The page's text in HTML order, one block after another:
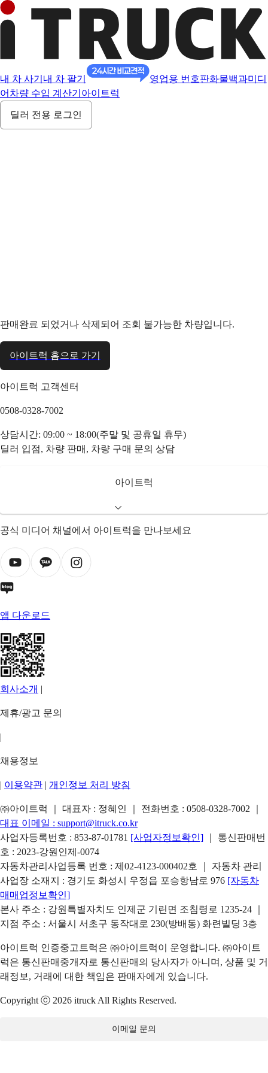
내 차 사기 내 차 팔기 영업용 번호판화물백과미디
어 차량 수입 계산기 아이트럭
딜러 전용 로그인
판매완료 되었거나 삭제되어 조회 불가능한 차량입니다.
아이트럭 홈으로 가기
아이트럭 고객센터
0508-0328-7002
상담시간: 09:00 ~ 18:00(주말 및 공휴일 휴무)
딜러 입점, 차량 판매, 차량 구매 문의 상담
아이트럭
공식 미디어 채널에서 아이트럭을 만나보세요
앱 다운로드
회사소개 |
제휴/광고 문의
|
채용정보
| 이용약관 | 개인정보 처리 방침
㈜아이트럭 ｜ 대표자 : 정혜인 ｜ 전화번호 : 0508-0328-7002
대표 이메일 : support@itruck.co.kr
사업자등록번호 : 853-87-01781 [사업자정보확인]
｜ 통신판매번
호 : 2023-강원인제-0074
자동차관리사업등록 번호 : 제02-4123-000402호 ｜ 자동차 관리
사업장 소재지 : 경기도 화성시 우정읍 포승항남로 976 [자동차
매매업정보확인]
본사 주소 : 강원특별자치도 인제군 기린면 조침령로 1235-24 ｜
지점 주소 : 서울시 서초구 동작대로 230(방배동) 화련빌딩 3층
아이트럭 인증중고트럭은 ㈜아이트럭이 운영합니다. ㈜아이트
럭은 통신판매중개자로 통신판매의 당사자가 아니며, 상품 및 거
래정보, 거래에 대한 책임은 판매자에게 있습니다.
Copyright ⓒ 2026 itruck All Rights Reserved.
이메일 문의